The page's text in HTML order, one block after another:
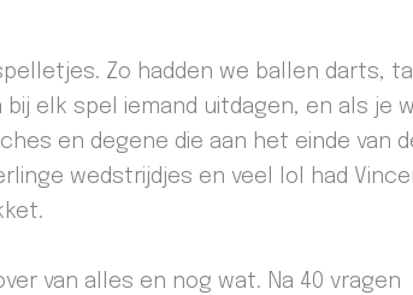
Zo hadden we ballen darts,
elk spel iemand uitdagen, en als je
en degene die aan het einde van
wedstrijdjes en veel lol had
van alles en nog wat. Na 40 vragen